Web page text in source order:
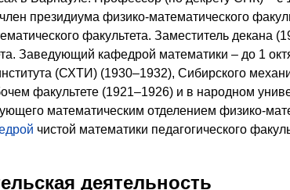
член президиума физико-математического
факультета. Заместитель декана
Заведующий кафедрой математики – до 1
(СХТИ) (1930–1932), Сибирского
факультете (1921–1926) и в народном
математическим отделением физико-
чистой математики педагогического
деятельность